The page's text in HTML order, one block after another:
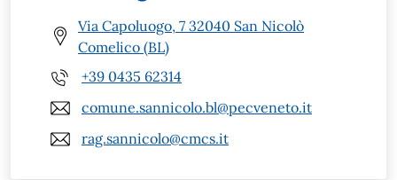
Via Capoluogo, 7 32040 San Nicolò
Comelico (BL)
+39 0435 62314
comune.sannicolo.bl@pecveneto.it
rag.sannicolo@cmcs.it